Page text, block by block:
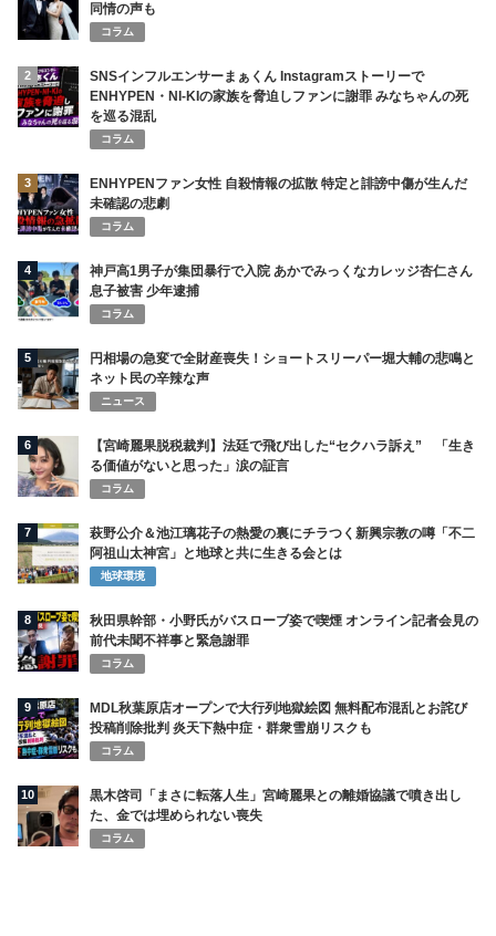
同情の声も
コラム
2
SNSインフルエンサーまぁくん Instagramストーリーで
ENHYPEN・NI-KIの家族を脅迫しファンに謝罪 みなちゃんの死
を巡る混乱
コラム
3
ENHYPENファン女性 自殺情報の拡散 特定と誹謗中傷が生んだ
未確認の悲劇
コラム
4
神戸高1男子が集団暴行で入院 あかでみっくなカレッジ杏仁さん
息子被害 少年逮捕
コラム
5
円相場の急変で全財産喪失！ショートスリーパー堀大輔の悲鳴と
ネット民の辛辣な声
ニュース
6
【宮崎麗果脱税裁判】法廷で飛び出した“セクハラ訴え” 「生き
る価値がないと思った」涙の証言
コラム
7
萩野公介＆池江璃花子の熱愛の裏にチラつく新興宗教の噂「不二
阿祖山太神宮」と地球と共に生きる会とは
地球環境
8
秋田県幹部・小野氏がバスローブ姿で喫煙 オンライン記者会見の
前代未聞不祥事と緊急謝罪
コラム
9
MDL秋葉原店オープンで大行列地獄絵図 無料配布混乱とお詫び
投稿削除批判 炎天下熱中症・群衆雪崩リスクも
コラム
10
黒木啓司「まさに転落人生」宮崎麗果との離婚協議で噴き出し
た、金では埋められない喪失
コラム